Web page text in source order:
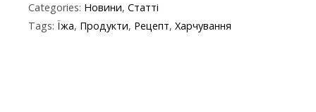
e
b
itt
er
e
gr
er at y
p
t
Categories: Новини, Статті
Tags: Їжа, Продукти, Рецепт, Харчування